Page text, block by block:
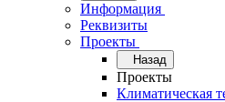
Информация
Реквизиты
Проекты
Назад
Проекты
Климатическая